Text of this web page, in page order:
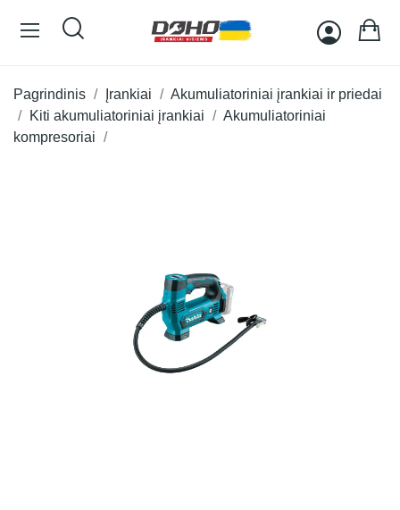
Pagrindinis Įrankiai
Akumuliatoriniai įrankiai ir priedai
Kiti akumuliatoriniai įrankiai
Akumuliatoriniai
kompresoriai